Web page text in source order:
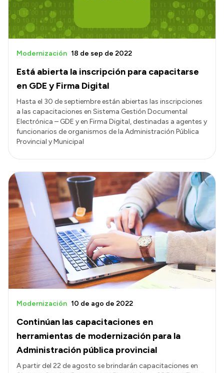
Está abierta la inscripción para capacitarse
en GDE y Firma Digital
Modernización 18 de sep de 2022
Hasta el 30 de septiembre están abiertas las inscripciones
a las capacitaciones en Sistema Gestión Documental
Electrónica – GDE y en Firma Digital, destinadas a agentes y
funcionarios de organismos de la Administración Pública
Provincial y Municipal
Continúan las capacitaciones en
herramientas de modernización para la
Administración pública provincial
Modernización 10 de ago de 2022
A partir del 22 de agosto se brindarán capacitaciones en